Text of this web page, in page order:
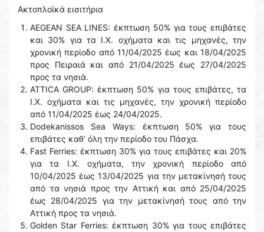
Ακτοπλοϊκά εισιτήρια
AEGEAN SEA LINES: έκπτωση 50% για τους επιβάτες
και 30% για τα Ι.Χ. οχήματα και τις μηχανές, την
χρονική περίοδο από 11/04/2025 έως και 18/04/2025
προς Πειραιά και από 21/04/2025 έως 27/04/2025
προς τα νησιά.
ΑΤΤΙCA GROUP: έκπτωση 50% για τους επιβάτες, τα
Ι.Χ. οχήματα και τις μηχανές, την χρονική περίοδο
από 11/04/2025 έως 24/04/2025.
Dodekanissos Sea Ways: έκπτωση 50% για τους
επιβάτες καθ’ όλη την περίοδο του Πάσχα.
Fast Ferries: έκπτωση 30% για τους επιβάτες και 20%
για τα Ι.Χ. οχήματα, την χρονική περίοδο από
10/04/2025 έως 13/04/2025 για την μετακίνησή τους
από τα νησιά προς την Αττική και από 25/04/2025
έως 28/04/2025 για την μετακίνησή τους από την
Αττική προς τα νησιά.
Golden Star Ferries: έκπτωση 30% για τους επιβάτες